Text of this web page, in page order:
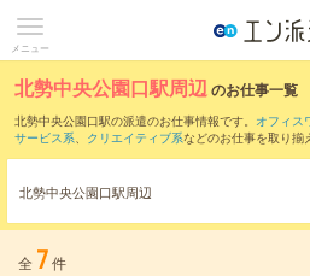
メニュー
北勢中央公園口駅周辺のお仕事一覧
北勢中央公園口駅の派遣のお仕事情報です。 オフィス
サービス系、 クリエイティブ系などのお仕事を取り揃
また、近鉄四日市駅・四日市駅
事もご確認いただけます。
北勢中央公園口駅周辺
全 7件